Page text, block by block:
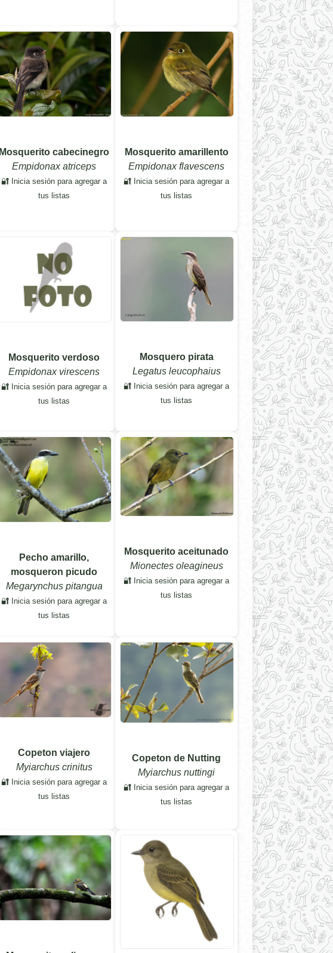
Mosquerito cabecinegro
Empidonax atriceps
🔐 Inicia sesión para agregar a
tus listas
Mosquerito amarillento
Empidonax flavescens
🔐 Inicia sesión para agregar a
tus listas
Mosquerito verdoso
Empidonax virescens
🔐 Inicia sesión para agregar a
tus listas
Mosquero pirata
Legatus leucophaius
🔐 Inicia sesión para agregar a
tus listas
Pecho amarillo,
mosqueron picudo
Megarynchus pitangua
🔐 Inicia sesión para agregar a
tus listas
Mosquerito aceitunado
Mionectes oleagineus
🔐 Inicia sesión para agregar a
tus listas
Copeton viajero
Myiarchus crinitus
🔐 Inicia sesión para agregar a
tus listas
Copeton de Nutting
Myiarchus nuttingi
🔐 Inicia sesión para agregar a
tus listas